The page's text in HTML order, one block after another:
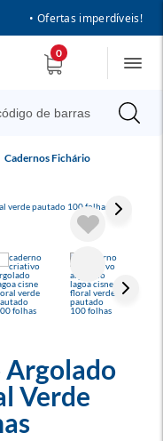
• Ofertas imperdíveis!
0
Cadernos Fichário
Verde